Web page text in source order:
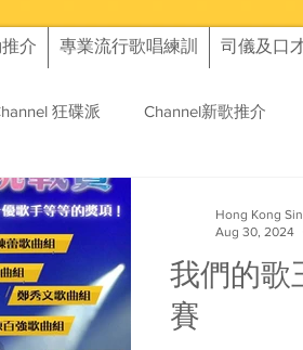
介 專業流行歌唱練訓 司儀及口
狂碟派 Channel新歌推介
我們的歌
賽
Hong Kong
Aug 30, 2024